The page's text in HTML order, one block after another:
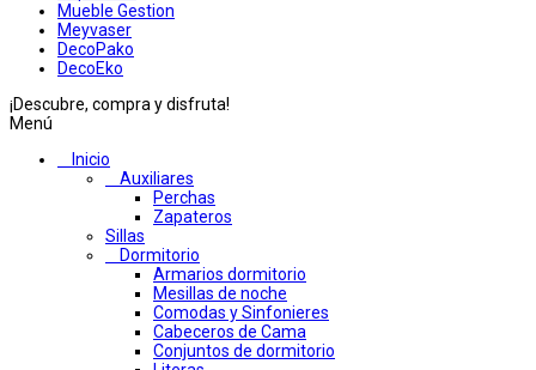
Mueble Gestion
Meyvaser
DecoPako
DecoEko
¡Descubre, compra y disfruta!
Menú
Inicio
Auxiliares
Perchas
Zapateros
Sillas
Dormitorio
Armarios dormitorio
Mesillas de noche
Comodas y Sinfonieres
Cabeceros de Cama
Conjuntos de dormitorio